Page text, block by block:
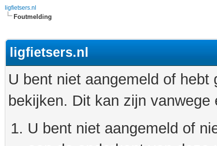
ligfietsers.nl
Foutmelding
ligfietsers.nl
U bent niet aangemeld of
bekijken. Dit kan zijn
U bent niet aangemeld of